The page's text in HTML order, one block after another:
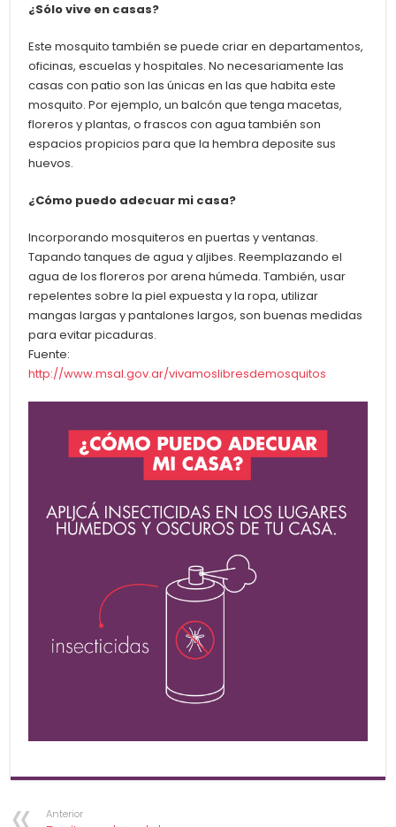
¿Sólo vive en casas?
Este mosquito también se puede criar en departamentos,
oficinas, escuelas y hospitales. No necesariamente las
casas con patio son las únicas en las que habita este
mosquito. Por ejemplo, un balcón que tenga macetas,
floreros y plantas, o frascos con agua también son
espacios propicios para que la hembra deposite sus
huevos.
¿Cómo puedo adecuar mi casa?
Incorporando mosquiteros en puertas y ventanas.
Tapando tanques de agua y aljibes. Reemplazando el
agua de los floreros por arena húmeda. También, usar
repelentes sobre la piel expuesta y la ropa, utilizar
mangas largas y pantalones largos, son buenas medidas
para evitar picaduras.
Fuente:
http://www.msal.gov.ar/vivamoslibresdemosquitos
Anterior